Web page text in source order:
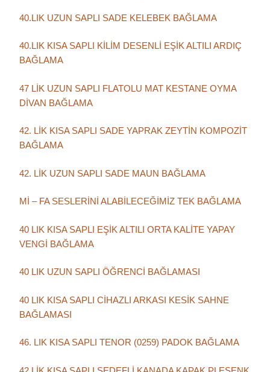
40.LIK UZUN SAPLI SADE KELEBEK BAĞLAMA
40.LIK KISA SAPLI KİLİM DESENLİ EŞİK ALTILI ARDIÇ
BAĞLAMA
47 LİK UZUN SAPLI FLATOLU MAT KESTANE OYMA
DİVAN BAĞLAMA
42. LİK KISA SAPLI SADE YAPRAK ZEYTİN KOMPOZİT
BAĞLAMA
42. LİK UZUN SAPLI SADE MAUN BAĞLAMA
Mİ – FA SESLERİNİ ALABİLECEĞİMİZ TEK BAĞLAMA
40 LIK KISA SAPLI EŞİK ALTILI ORTA KALİTE YAPAY
VENGİ BAĞLAMA
40 LIK UZUN SAPLI ÖĞRENCİ BAĞLAMASI
40 LIK KISA SAPLI CİHAZLI ARKASI KESİK SAHNE
BAĞLAMASI
46. LIK KISA SAPLI TENOR (0259) PADOK BAĞLAMA